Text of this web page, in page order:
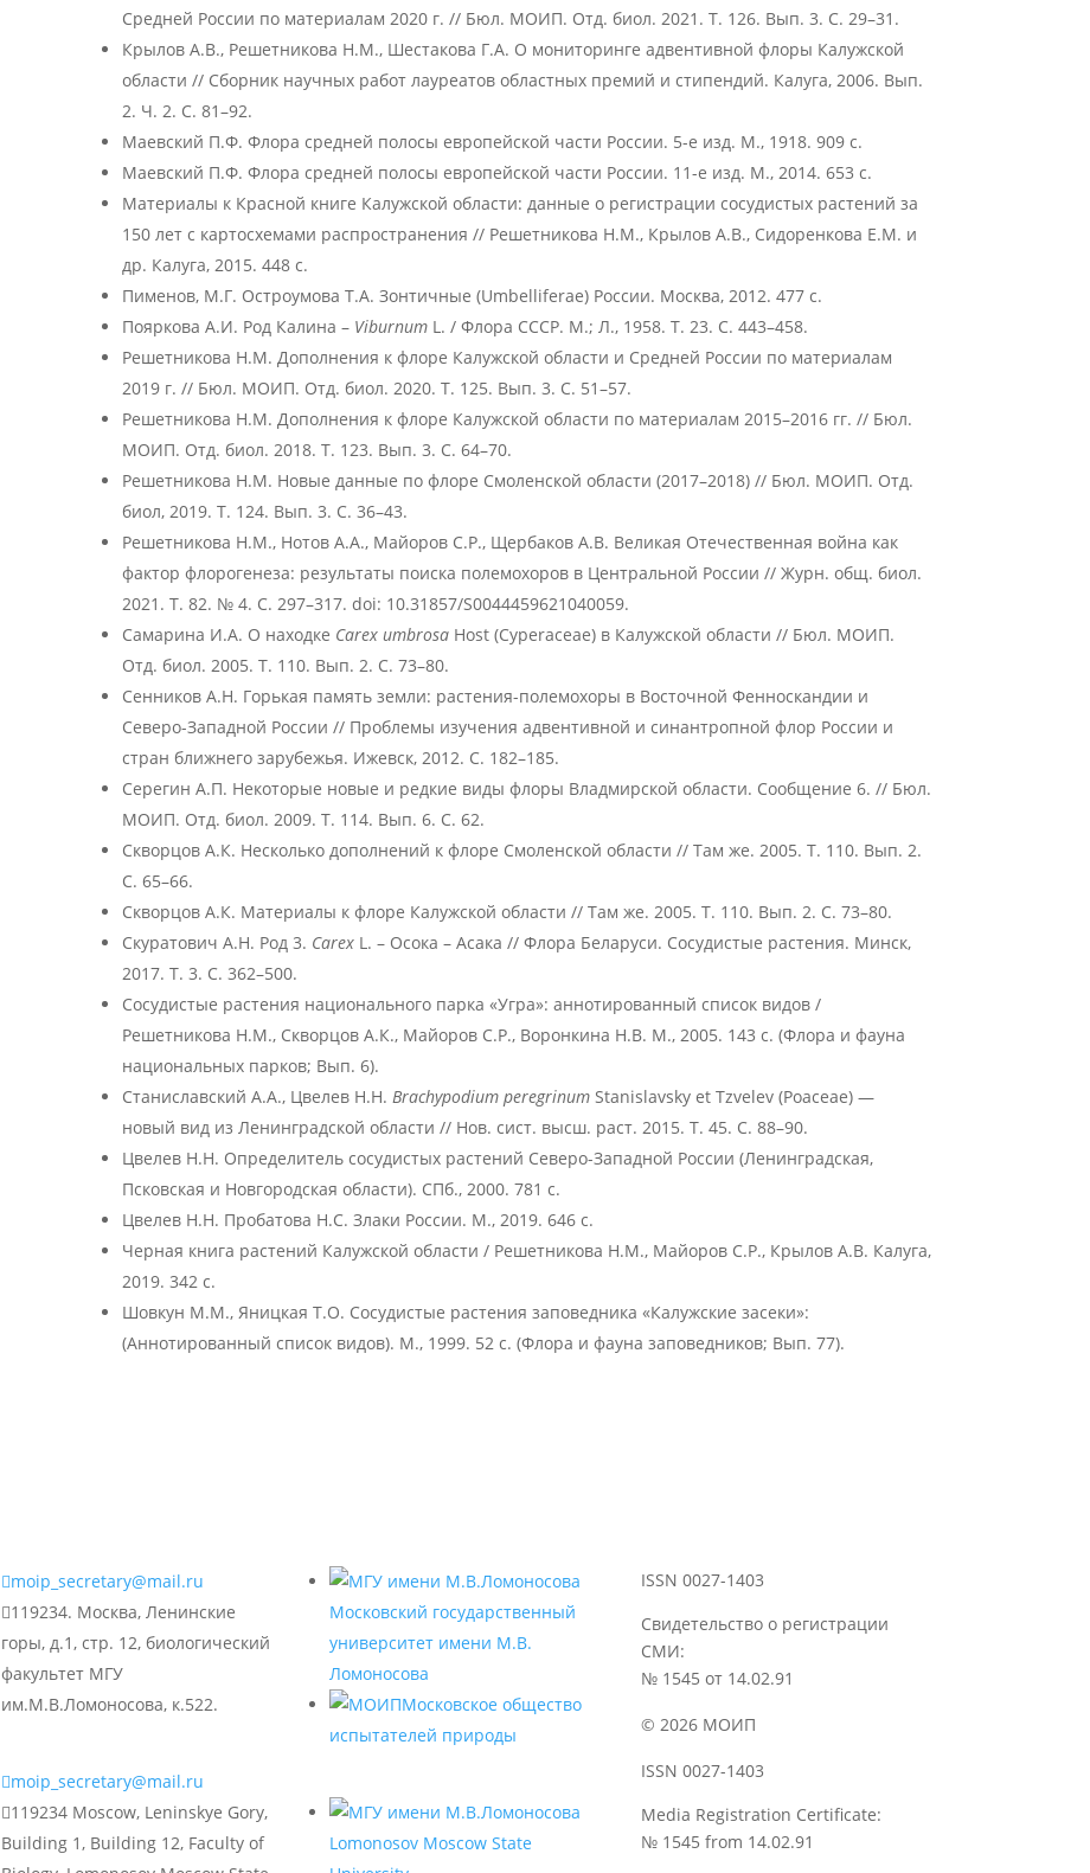
Средней России по материалам 2020 г. // Бюл. МОИП. Отд. биол. 2021. Т. 126. Вып. 3. С. 29–31.
Крылов А.В., Решетникова Н.М., Шестакова Г.А. О мониторинге адвентивной флоры Калужской
области // Сборник научных работ лауреатов областных премий и стипендий. Калуга, 2006. Вып.
2. Ч. 2. С. 81–92.
Маевский П.Ф. Флора средней полосы европейской части России. 5-е изд. М., 1918. 909 с.
Маевский П.Ф. Флора средней полосы европейской части России. 11-е изд. М., 2014. 653 с.
Материалы к Красной книге Калужской области: данные о регистрации сосудистых растений за
150 лет с картосхемами распространения // Решетникова Н.М., Крылов А.В., Сидоренкова Е.М. и
др. Калуга, 2015. 448 с.
Пименов, М.Г. Остроумова Т.А. Зонтичные (Umbelliferae) России. Москва, 2012. 477 с.
Пояркова А.И. Род Калина –ViburnumL. / Флора СССР. М.; Л., 1958. Т. 23. С. 443–458.
Решетникова Н.М. Дополнения к флоре Калужской области и Средней России по материалам
2019 г. // Бюл. МОИП. Отд. биол. 2020. Т. 125. Вып. 3. С. 51–57.
Решетникова Н.М. Дополнения к флоре Калужской области по материалам 2015–2016 гг. // Бюл.
МОИП. Отд. биол. 2018. Т. 123. Вып. 3. С. 64–70.
Решетникова Н.М. Новые данные по флоре Смоленской области (2017–2018) // Бюл. МОИП. Отд.
биол, 2019. Т. 124. Вып. 3. С. 36–43.
Решетникова Н.М., Нотов А.А., Майоров С.Р., Щербаков А.В. Великая Отечественная война как
фактор флорогенеза: результаты поиска полемохоров в Центральной России // Журн. общ. биол.
2021. Т. 82. № 4. С. 297–317. doi: 10.31857/S0044459621040059.
Самарина И.А. О находке Carex umbrosaHost (Cyperaceae) в Калужской области // Бюл. МОИП.
Отд. биол. 2005. Т. 110. Вып. 2. С. 73–80.
Сенников А.Н. Горькая память земли: растения-полемохоры в Восточной Фенноскандии и
Северо-Западной России // Проблемы изучения адвентивной и синантропной флор России и
стран ближнего зарубежья. Ижевск, 2012. С. 182–185.
Серегин А.П. Некоторые новые и редкие виды флоры Владмирской области. Сообщение 6. // Бюл.
МОИП. Отд. биол. 2009. Т. 114. Вып. 6. С. 62.
Скворцов А.К. Несколько дополнений к флоре Смоленской области // Там же. 2005. Т. 110. Вып. 2.
С. 65–66.
Скворцов А.К. Материалы к флоре Калужской области // Там же. 2005. Т. 110. Вып. 2. С. 73–80.
Скуратович А.Н. Род 3. CarexL. – Осока – Асака // Флора Беларуси. Сосудистые растения. Минск,
2017. Т. 3. С. 362–500.
Сосудистые растения национального парка «Угра»: аннотированный список видов /
Решетникова Н.М., Скворцов А.К., Майоров С.Р., Воронкина Н.В. М., 2005. 143 с. (Флора и фауна
национальных парков; Вып. 6).
Станиславский А.А., Цвелев Н.Н. Brachypodium peregrinumStanislavsky et Tzvelev (Poaceae) —
новый вид из Ленинградской области // Нов. сист. высш. раст. 2015. Т. 45. С. 88–90.
Цвелев Н.Н. Определитель сосудистых растений Северо-Западной России (Ленинградская,
Псковская и Новгородская области). СПб., 2000. 781 с.
Цвелев Н.Н. Пробатова Н.С. Злаки России. М., 2019. 646 с.
Черная книга растений Калужской области / Решетникова Н.М., Майоров С.Р., Крылов А.В. Калуга,
2019. 342 с.
Шовкун М.М., Яницкая Т.О. Сосудистые растения заповедника «Калужские засеки»:
(Аннотированный список видов). М., 1999. 52 с. (Флора и фауна заповедников; Вып. 77).
moip_secretary@mail.ru
119234. Москва, Ленинские
горы, д.1, стр. 12, биологический
факультет МГУ
им.М.В.Ломоносова, к.522.
moip_secretary@mail.ru
119234 Moscow, Leninskye Gory,
Building 1, Building 12, Faculty of
Московский государственный
университет имени М.В.
Ломоносова
Московское общество
испытателей природы
Lomonosov Moscow State
ISSN 0027-1403
Свидетельство о регистрации
СМИ:
№ 1545 от 14.02.91
© 2026 МОИП
ISSN 0027-1403
Media Registration Certificate:
№ 1545 from 14.02.91